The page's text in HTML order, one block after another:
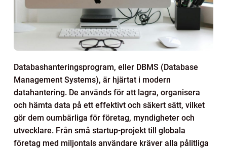
Databashanteringsprogram, eller DBMS (Database
Management Systems), är hjärtat i modern
datahantering. De används för att lagra, organisera
och hämta data på ett effektivt och säkert sätt, vilket
gör dem oumbärliga för företag, myndigheter och
utvecklare. Från små startup-projekt till globala
företag med miljontals användare kräver alla pålitliga